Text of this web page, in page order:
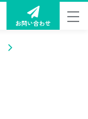
お問い合わせ